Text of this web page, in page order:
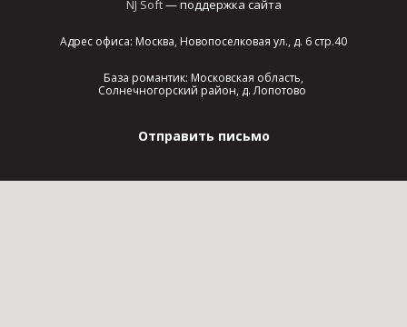
NJ Soft— поддержка сайта
Адрес офиса: Москва, Новопоселковая ул., д. 6 стр.40
База романтик: Московская область,
Солнечногорский район, д. Лопотово
Отправить письмо